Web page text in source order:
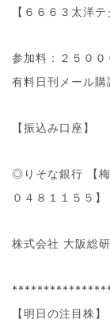
【６６６３太洋
参加料：２５００
有料日刊メール
【振込み口座】
◎りそな銀行 【
０４８１１５５】
株式会社 大阪総
【明日の注目株】